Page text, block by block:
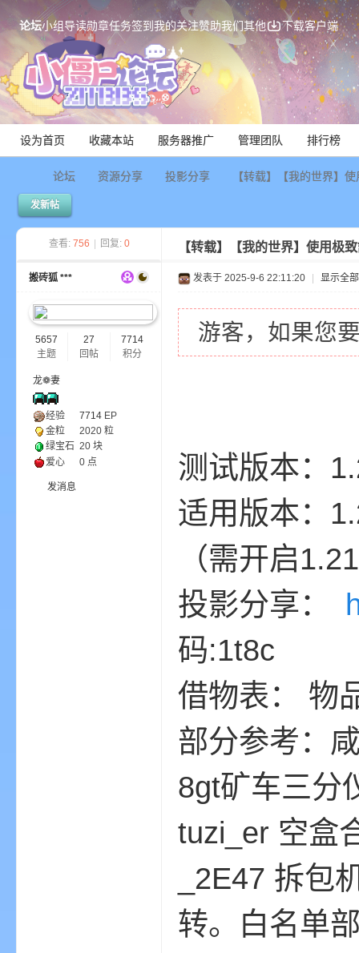
论坛小组导读勋章任务签到我的关注赞助我们其他 下载客户端
设为首页 收藏本站 服务器推广 管理团队 排行榜
论坛 资源分享 投影分享 【转载】【我的世界】
发新帖
查看: 756 回复: 0 【转载】【我的世界】使用极
搬砖狐 ***
5657
主题
27
回帖
7714
积分
龙❁妻
经验 7714 EP
金粒
2020 粒
绿宝石 20 块
爱心
0 点
发消息
发表于 2025-9-6 22:11:20 显示全
游客，如果您
测试版本：
适用版本：
（需开启
投影分享：
码:1t8c
借物表： 物
部分参考：
8gt矿车三分
tuzi_er 空盒
_2E47 拆包
转。白名单